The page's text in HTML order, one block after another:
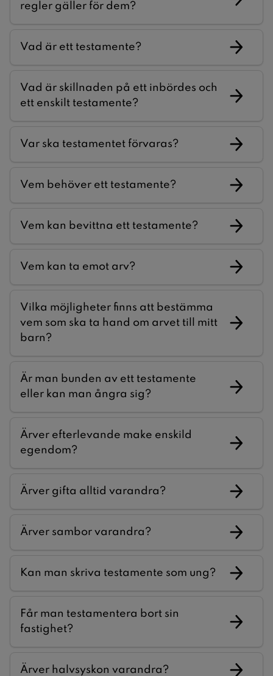
regler gäller för dem?
Vad är ett testamente?
Vad är skillnaden på ett inbördes och
ett enskilt testamente?
Var ska testamentet förvaras?
Vem behöver ett testamente?
Vem kan bevittna ett testamente?
Vem kan ta emot arv?
Vilka möjligheter finns att bestämma
vem som ska ta hand om arvet till mitt
barn?
Är man bunden av ett testamente
eller kan man ångra sig?
Ärver efterlevande make enskild
egendom?
Ärver gifta alltid varandra?
Ärver sambor varandra?
Kan man skriva testamente som ung?
Får man testamentera bort sin
fastighet?
Ärver halvsyskon varandra?